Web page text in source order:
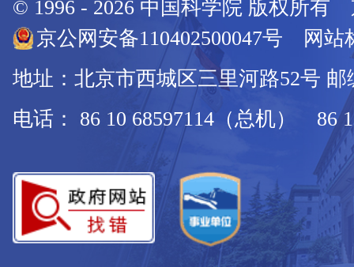
© 1996 - 2026 中国科学院 版权所有
京公网安备110402500047号 网站
地址：北京市西城区三里河路52号 邮
电话： 86 10 68597114（总机） 86